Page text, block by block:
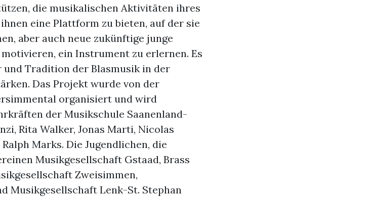
die musikalischen Aktivitäten ihres
eine Plattform zu bieten, auf der sie
aber auch neue zukünftige junge
ein Instrument zu erlernen. Es
Tradition der Blasmusik in der
Das Projekt wurde von der
organisiert und wird
der Musikschule Saanenland-
Rita Walker, Jonas Marti, Nicolas
Marks. Die Jugendlichen, die
Musikgesellschaft Gstaad, Brass
Zweisimmen,
Musikgesellschaft Lenk-St. Stephan